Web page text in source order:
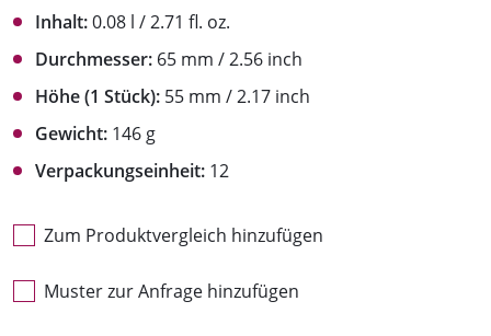
Inhalt:0.08 l / 2.71 fl. oz.
Durchmesser: 65 mm / 2.56 inch
Höhe (1 Stück): 55 mm / 2.17 inch
Gewicht: 146 g
Verpackungseinheit: 12
Zum Produktvergleich hinzufügen
Muster zur Anfrage hinzufügen